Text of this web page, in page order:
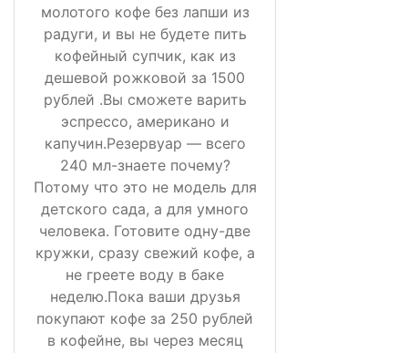
молотого кофе без лапши из
радуги, и вы не будете пить
кофейный супчик, как из
дешевой рожковой за 1500
рублей .Вы сможете варить
эспрессо, американо и
капучин.Резервуар — всего
240 мл-знаете почему?
Потому что это не модель для
детского сада, а для умного
человека. Готовите одну-две
кружки, сразу свежий кофе, а
не греете воду в баке
неделю.Пока ваши друзья
покупают кофе за 250 рублей
в кофейне, вы через месяц